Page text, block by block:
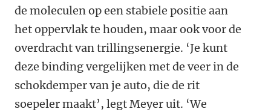
de moleculen op een stabiele positie aan
het oppervlak te houden, maar ook voor de
overdracht van trillingsenergie. ‘Je kunt
deze binding vergelijken met de veer in de
schokdemper van je auto, die de rit
soepeler maakt’, legt Meyer uit. ‘We